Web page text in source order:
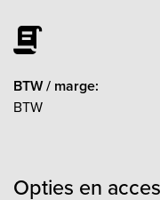
BTW / marge:
BTW
Opties en